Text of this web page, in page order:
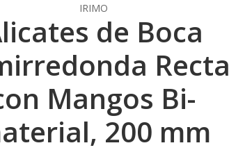
IRIMO
de Boca
Recta
Mangos Bi-
200 mm